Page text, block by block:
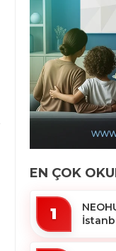
EN ÇOK
1